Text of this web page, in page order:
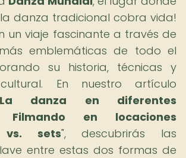
danza tradicional cobra vida!
un viaje fascinante a través de
emblemáticas de todo el
su historia, técnicas y
En nuestro artículo
La danza en diferentes
Filmando en locaciones
vs. sets", descubrirás las
entre estas dos formas de